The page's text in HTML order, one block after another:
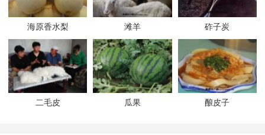
海原香水梨 滩羊 砟子炭
二毛皮 瓜果 酿皮子